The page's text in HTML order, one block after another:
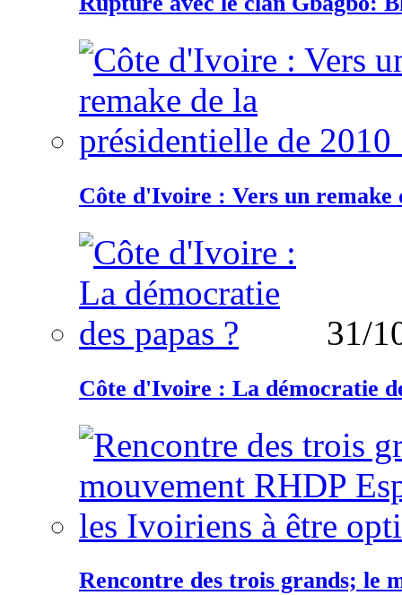
Côte d'Ivoire : Vers un remake
31/
Côte d'Ivoire : La démocratie
Rencontre des trois grands; le